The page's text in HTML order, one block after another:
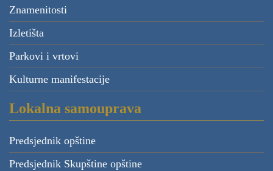
Znamenitosti
Izletišta
Parkovi i vrtovi
Kulturne manifestacije
Lokalna samouprava
Predsjednik opštine
Predsjednik Skupštine opštine